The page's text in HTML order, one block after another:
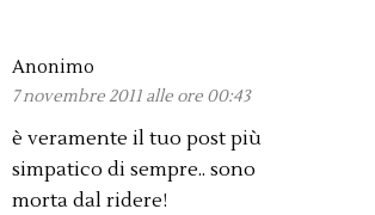
Anonimo
7 novembre 2011 alle ore 00:43
è veramente il tuo post più
simpatico di sempre.. sono
morta dal ridere!